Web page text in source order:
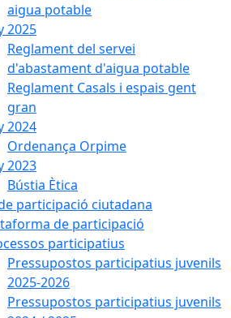
aigua potable
2025
Reglament del servei
d'abastament d'aigua potable
Reglament Casals i espais gent
gran
2024
Ordenança Orpime
2023
Bústia Ètica
participació ciutadana
de participació
participatius
Pressupostos participatius juvenils
2025-2026
Pressupostos participatius juvenils